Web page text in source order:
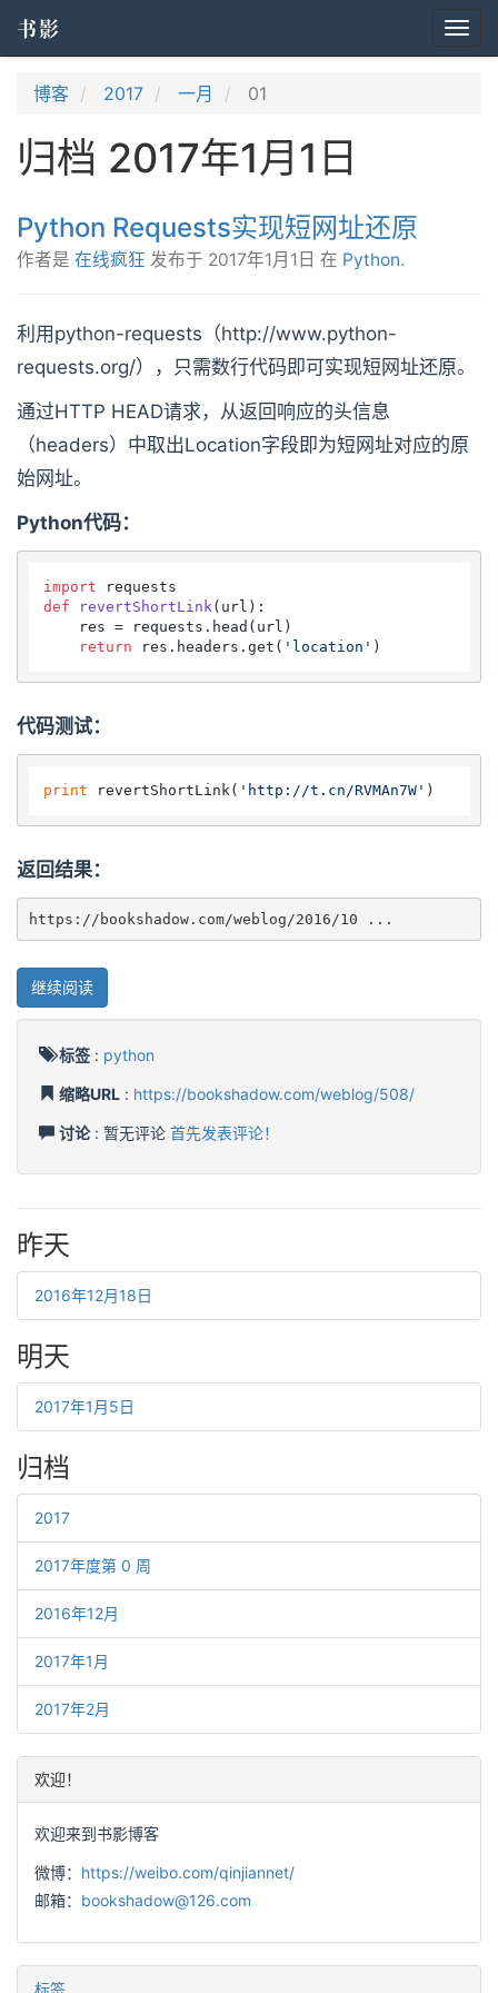
书影
博客 2017 一月 01
归档 2017年1月1日
Python Requests实现短网址还原
作者是 在线疯狂 发布于 2017年1月1日 在 Python.
利用python-requests（http://www.python-
requests.org/），只需数行代码即可实现短网址还原。
通过HTTP HEAD请求，从返回响应的头信息
（headers）中取出Location字段即为短网址对应的原
始网址。
Python代码：
import
def
revertShortLink ( url ):
    res = requests.head(url)
return res.headers.get( 'location'
代码测试：
print revertShortLink( 'http://t.cn/RVMAn7W'
返回结果：
https://bookshadow.com/weblog/2016/10 ...
继续阅读
标签 : python
缩略URL : https://bookshadow.com/weblog/508/
讨论: 暂无评论 首先发表评论！
昨天
2016年12月18日
明天
2017年1月5日
归档
2017
2017年度第 0 周
2016年12月
2017年1月
2017年2月
欢迎！
欢迎来到书影博客
微博： https://weibo.com/qinjiannet/
邮箱： bookshadow@126.com
标签